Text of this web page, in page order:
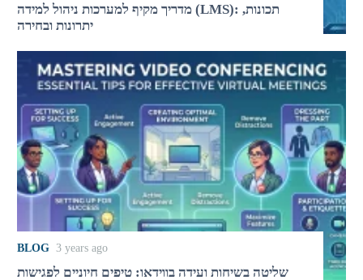
מדריך מקיף למערכות ניהול למידה (LMS): תכונות,
יתרונות ובחירה
BLOG 3 years ago
שליטה בשיחות ועידה בווידאו: טיפים חיוניים לפגישות